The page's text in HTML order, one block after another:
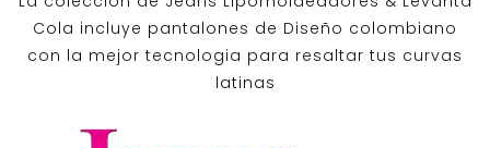
Cola incluye pantalones de Diseño colombiano
con la mejor tecnologia para resaltar tus curvas
latinas